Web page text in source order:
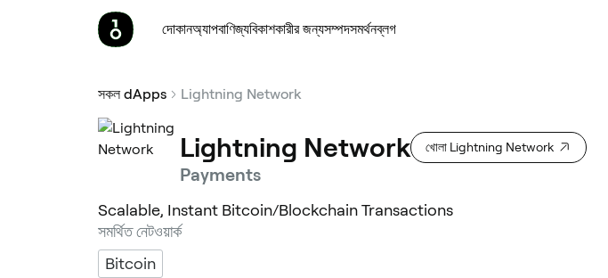
দোকানঅ্যাপবাণিজ্যবিকাশকারীর জন্যসম্পদসমর্থনব্লগ
সকল dApps Lightning Network
Lightning Network খোলা Lightning Network
Payments
Scalable, Instant Bitcoin/Blockchain Transactions
সমর্থিত নেটওয়ার্ক
Bitcoin